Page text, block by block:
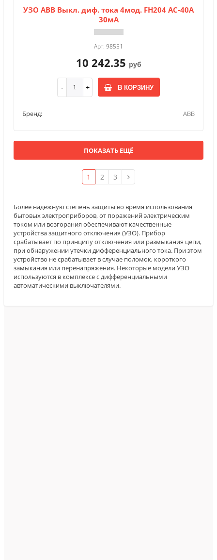
УЗО АВВ Выкл. диф. тока 4мод. FH204 AC-40A
30мА
Арт: 98551
10 242.35 руб
В КОРЗИНУ
Бренд: ABB
ПОКАЗАТЬ ЕЩЁ
1 2 3
Более надежную степень защиты во время использования
бытовых электроприборов, от поражений электрическим
током или возгорания обеспечивают качественные
устройства защитного отключения (УЗО). Прибор
срабатывает по принципу отключения или размыкания цепи,
при обнаружении утечки дифференциального тока. При этом
устройство не срабатывает в случае поломок, короткого
замыкания или перенапряжения. Некоторые модели УЗО
используются в комплексе с дифференциальными
автоматическими выключателями.